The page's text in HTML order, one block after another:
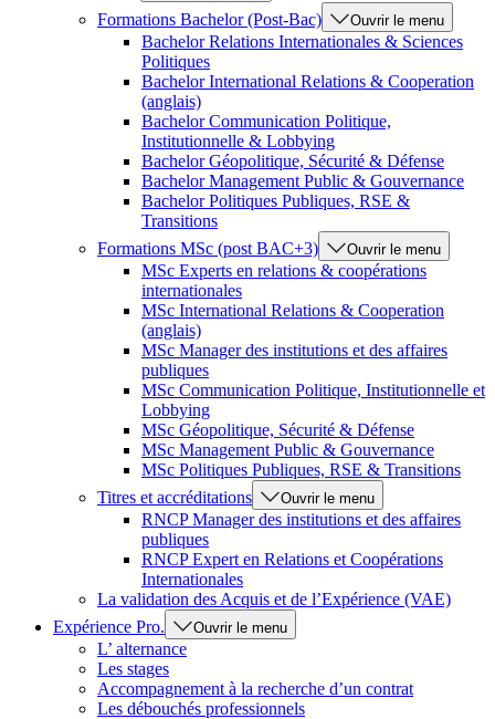
Formations Bachelor (Post-Bac) Ouvrir le menu
Bachelor Relations Internationales & Sciences
Politiques
Bachelor International Relations & Cooperation
(anglais)
Bachelor Communication Politique,
Institutionnelle & Lobbying
Bachelor Géopolitique, Sécurité & Défense
Bachelor Management Public & Gouvernance
Bachelor Politiques Publiques, RSE &
Transitions
Formations MSc (post BAC+3)
Ouvrir le menu
MSc Experts en relations & coopérations
internationales
MSc International Relations & Cooperation
(anglais)
MSc Manager des institutions et des affaires
publiques
MSc Communication Politique, Institutionnelle et
Lobbying
MSc Géopolitique, Sécurité & Défense
MSc Management Public & Gouvernance
MSc Politiques Publiques, RSE & Transitions
Titres et accréditations
Ouvrir le menu
RNCP Manager des institutions et des affaires
publiques
RNCP Expert en Relations et Coopérations
Internationales
La validation des Acquis et de l’Expérience (VAE)
Expérience Pro.
Ouvrir le menu
L’ alternance
Les stages
Accompagnement à la recherche d’un contrat
Les débouchés professionnels